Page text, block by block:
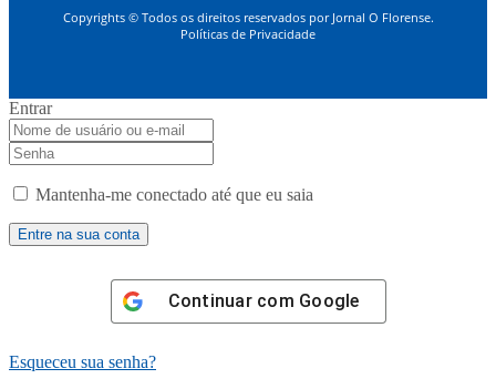
Copyrights © Todos os direitos reservados por Jornal O Florense.
Políticas de Privacidade
Entrar
Mantenha-me conectado até que eu saia
Continuar com Google
Esqueceu sua senha?